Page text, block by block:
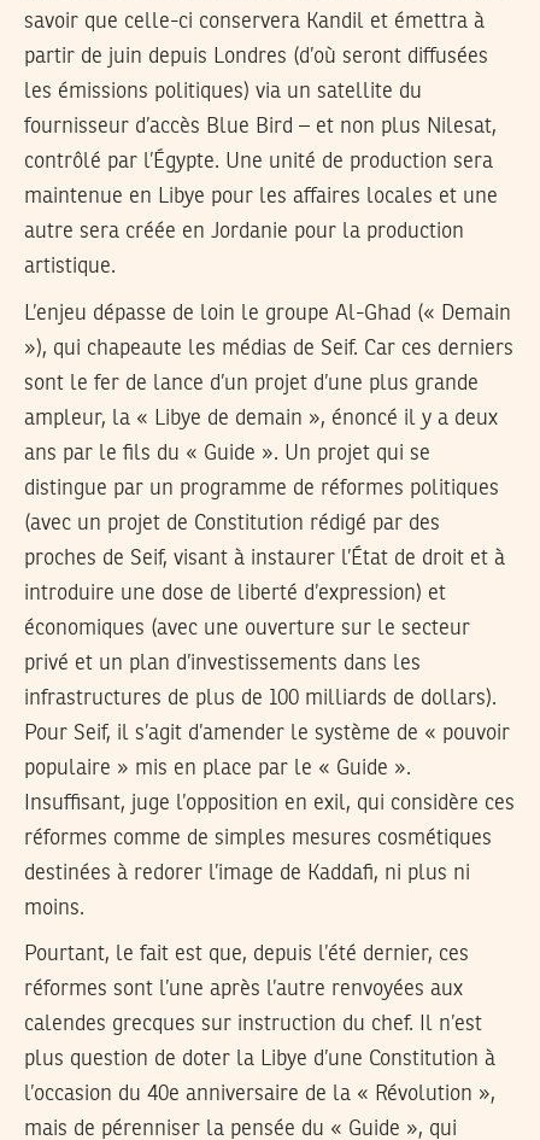
savoir que celle-ci conservera Kandil et émettra à
partir de juin depuis Londres (d’où seront diffusées
les émissions politiques) via un satellite du
fournisseur d’accès Blue Bird – et non plus Nilesat,
contrôlé par l’Égypte. Une unité de production sera
maintenue en Libye pour les affaires locales et une
autre sera créée en Jordanie pour la production
artistique.
L’enjeu dépasse de loin le groupe Al-Ghad (« Demain
»), qui chapeaute les médias de Seif. Car ces derniers
sont le fer de lance d’un projet d’une plus grande
ampleur, la « Libye de demain », énoncé il y a deux
ans par le fils du « Guide ». Un projet qui se
distingue par un programme de réformes politiques
(avec un projet de Constitution rédigé par des
proches de Seif, visant à instaurer l’État de droit et à
introduire une dose de liberté d’expression) et
économiques (avec une ouverture sur le secteur
privé et un plan d’investissements dans les
infrastructures de plus de 100 milliards de dollars).
Pour Seif, il s’agit d’amender le système de « pouvoir
populaire » mis en place par le « Guide ».
Insuffisant, juge l’opposition en exil, qui considère ces
réformes comme de simples mesures cosmétiques
destinées à redorer l’image de Kaddafi, ni plus ni
moins.
Pourtant, le fait est que, depuis l’été dernier, ces
réformes sont l’une après l’autre renvoyées aux
calendes grecques sur instruction du chef. Il n’est
plus question de doter la Libye d’une Constitution à
l’occasion du 40e anniversaire de la « Révolution »,
mais de pérenniser la pensée du « Guide », qui